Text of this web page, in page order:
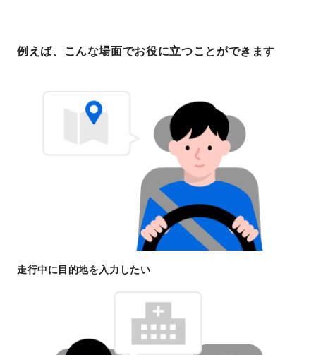
例えば、こんな場面でお役に立つことができます
走行中に目的地を入力したい